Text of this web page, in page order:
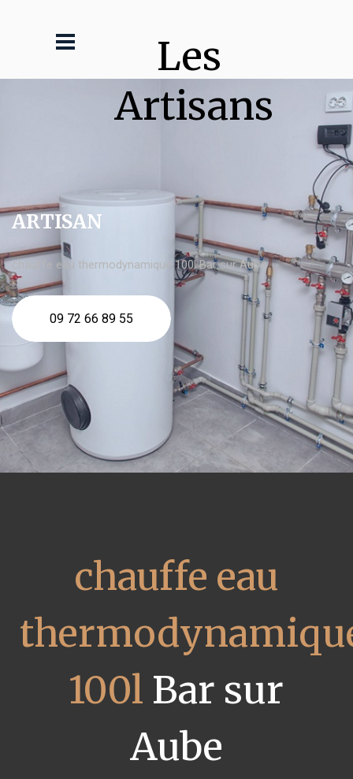
Les
Artisans
ARTISAN
chauffe eau thermodynamique 100l Bar sur Aube
09 72 66 89 55
chauffe eau
100l Bar sur
Aube